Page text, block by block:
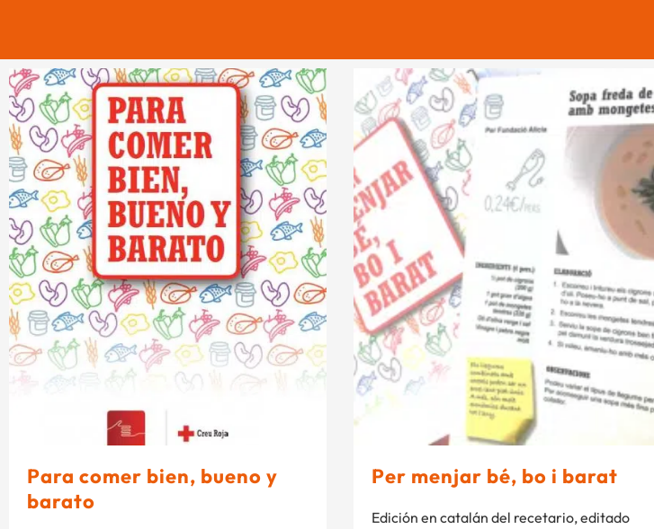
Para comer bien, bueno y
barato
Per menjar bé, bo i barat
Edición en catalán del recetario, editado